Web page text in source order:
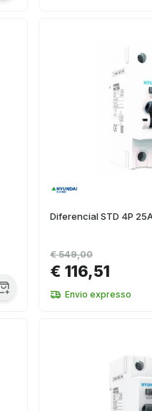
Diferencial STD 4P
€ 116,51
€ 549,00
Envio expresso